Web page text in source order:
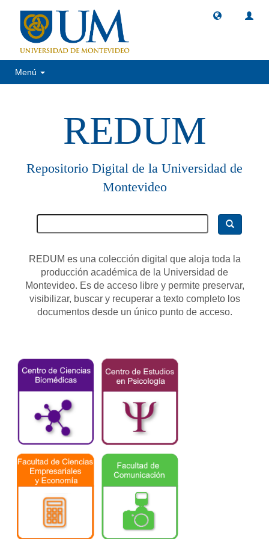
Menú
REDUM
Repositorio Digital de la Universidad de
Montevideo
REDUM es una colección digital que aloja toda la
producción académica de la Universidad de
Montevideo. Es de acceso libre y permite preservar,
visibilizar, buscar y recuperar a texto completo los
documentos desde un único punto de acceso.